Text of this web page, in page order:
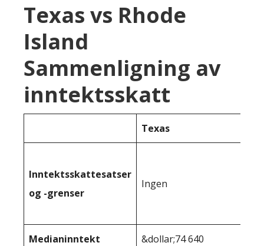
Texas vs Rhode
Island
Sammenligning av
inntektsskatt
Texas
Inntektsskattesatser
og -grenser
Ingen
Medianinntekt &dollar;74 640